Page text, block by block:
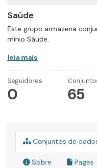
Saúde
Este grupo armazena
mínio Sáude.
leia mais
Seguidores
0 65
Conjuntos de
Sobre Pages